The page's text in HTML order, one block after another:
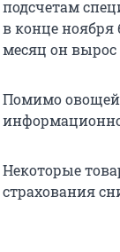
подсчетам
в конце ноября
месяц он вырос
Помимо овощей
Некоторые
страхования